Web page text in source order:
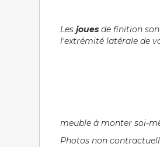
Lesjoues de finition
l'extrémité latérale de
meuble à monter soi-
Photos non